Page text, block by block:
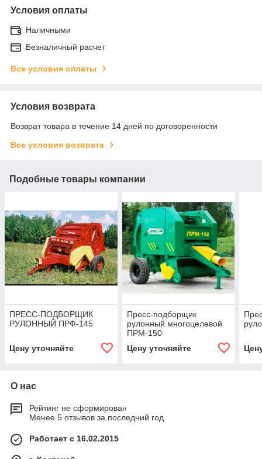
Условия оплаты
Наличными
Безналичный расчет
Все условия оплаты
Условия возврата
Возврат товара в течение 14 дней по договоренности
Все условия возврата
Подобные товары компании
ПРЕСС-ПОДБОРЩИК
РУЛОННЫЙ ПРФ-145
Цену уточняйте
Пресс-подборщик
рулонный многоцелевой
ПРМ-150
Цену уточняйте
О нас
Рейтинг не сформирован
Менее 5 отзывов за последний год
Работает с 16.02.2015